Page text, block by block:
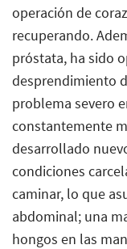
operación de
recuperando.
próstata, ha sido
desprendimiento
problema severo
constantemente
desarrollado
condiciones
caminar, lo que
abdominal; una
hongos en las